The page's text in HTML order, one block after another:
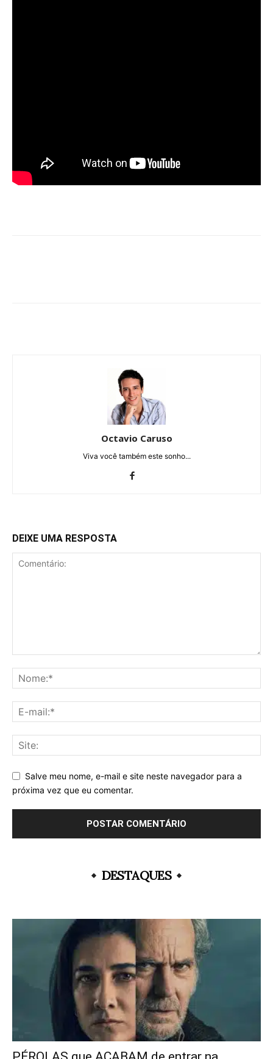
Octavio Caruso
Viva você também este sonho...
DEIXE UMA RESPOSTA
Salve meu nome, e-mail e site neste navegador para a
próxima vez que eu comentar.
DESTAQUES